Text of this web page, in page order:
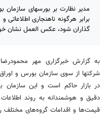
مدیر نظارت بر بورسهای سازمان
برابر هرگونه ناهنجاری‌
گذاران شود، عکس العمل نشان
به گزارش خبرگزاری مهر
شرکتها از سوی سازمان بورس و
در بازار حاکم است و این سازمان به
دقیق و هوشمندانه به روند
قیمت‌ها و اقدامات گروه‌های مختلف را